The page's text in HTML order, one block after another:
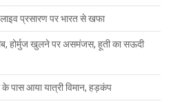
प्रसारण पर भारत से खफा
होर्मुज खुलने पर असमंजस, हूती का सऊदी
पास आया यात्री विमान, हड़कंप